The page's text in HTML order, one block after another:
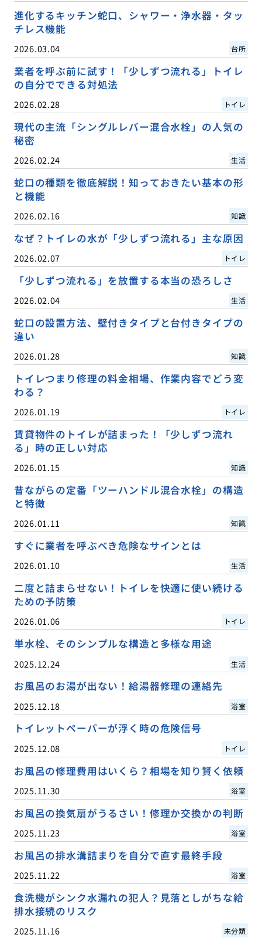
進化するキッチン蛇口、シャワー・浄水器・タッ
チレス機能
2026.03.04 台所
業者を呼ぶ前に試す！「少しずつ流れる」トイレ
の自分でできる対処法
2026.02.28 トイレ
現代の主流「シングルレバー混合水栓」の人気の
秘密
2026.02.24 生活
蛇口の種類を徹底解説！知っておきたい基本の形
と機能
2026.02.16 知識
なぜ？トイレの水が「少しずつ流れる」主な原因
2026.02.07 トイレ
「少しずつ流れる」を放置する本当の恐ろしさ
2026.02.04 生活
蛇口の設置方法、壁付きタイプと台付きタイプの
違い
2026.01.28 知識
トイレつまり修理の料金相場、作業内容でどう変
わる？
2026.01.19 トイレ
賃貸物件のトイレが詰まった！「少しずつ流れ
る」時の正しい対応
2026.01.15 知識
昔ながらの定番「ツーハンドル混合水栓」の構造
と特徴
2026.01.11 知識
すぐに業者を呼ぶべき危険なサインとは
2026.01.10 生活
二度と詰まらせない！トイレを快適に使い続ける
ための予防策
2026.01.06 トイレ
単水栓、そのシンプルな構造と多様な用途
2025.12.24 生活
お風呂のお湯が出ない！給湯器修理の連絡先
2025.12.18 浴室
トイレットペーパーが浮く時の危険信号
2025.12.08 トイレ
お風呂の修理費用はいくら？相場を知り賢く依頼
2025.11.30 浴室
お風呂の換気扇がうるさい！修理か交換かの判断
2025.11.23 浴室
お風呂の排水溝詰まりを自分で直す最終手段
2025.11.22 浴室
食洗機がシンク水漏れの犯人？見落としがちな給
排水接続のリスク
2025.11.16 未分類